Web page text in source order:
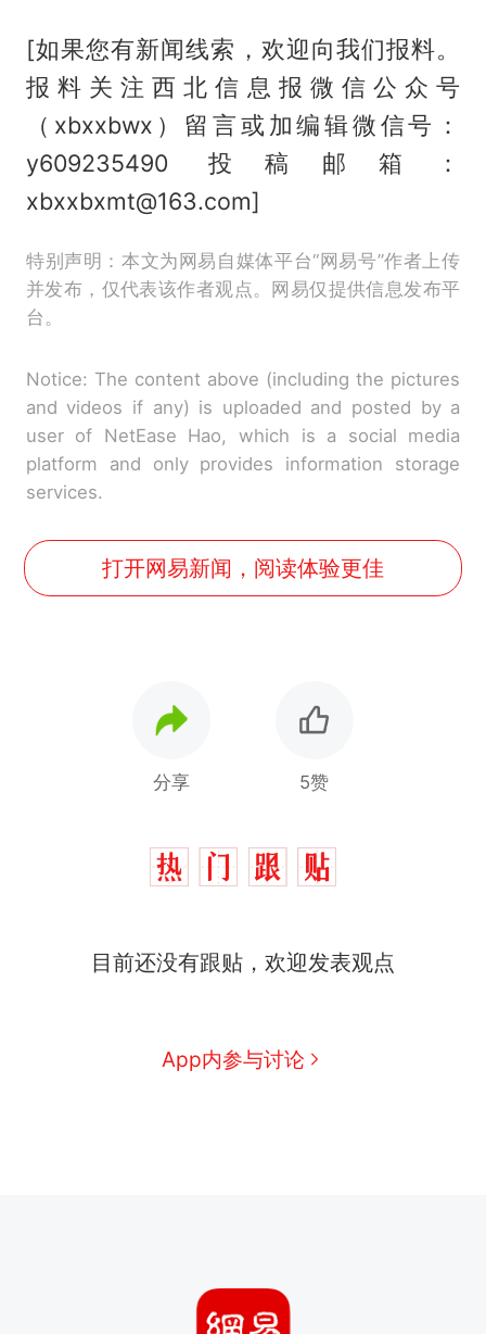
[如果您有新闻线索，欢迎向我们报料。
报料关注西北信息报微信公众号
（xbxxbwx）留言或加编辑微信号：
y609235490 投稿邮箱：
xbxxbxmt@163.com]
特别声明：本文为网易自媒体平台“网易号”作者上传
并发布，仅代表该作者观点。网易仅提供信息发布平
台。
Notice: The content above (including the pictures
and videos if any) is uploaded and posted by a
user of NetEase Hao, which is a social media
platform and only provides information storage
services.
打开网易新闻，阅读体验更佳
分享 5赞
目前还没有跟贴，欢迎发表观点
App内参与讨论